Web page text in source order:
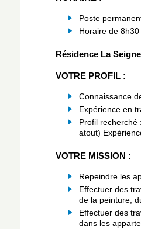
Poste
Horaire de
Résidence La
VOTRE PROFIL :
Connaissance
Expérience en
Profil recherché
atout)
VOTRE MISSION :
Repeindre les
Effectuer des
de la peinture,
Effectuer des
dans les